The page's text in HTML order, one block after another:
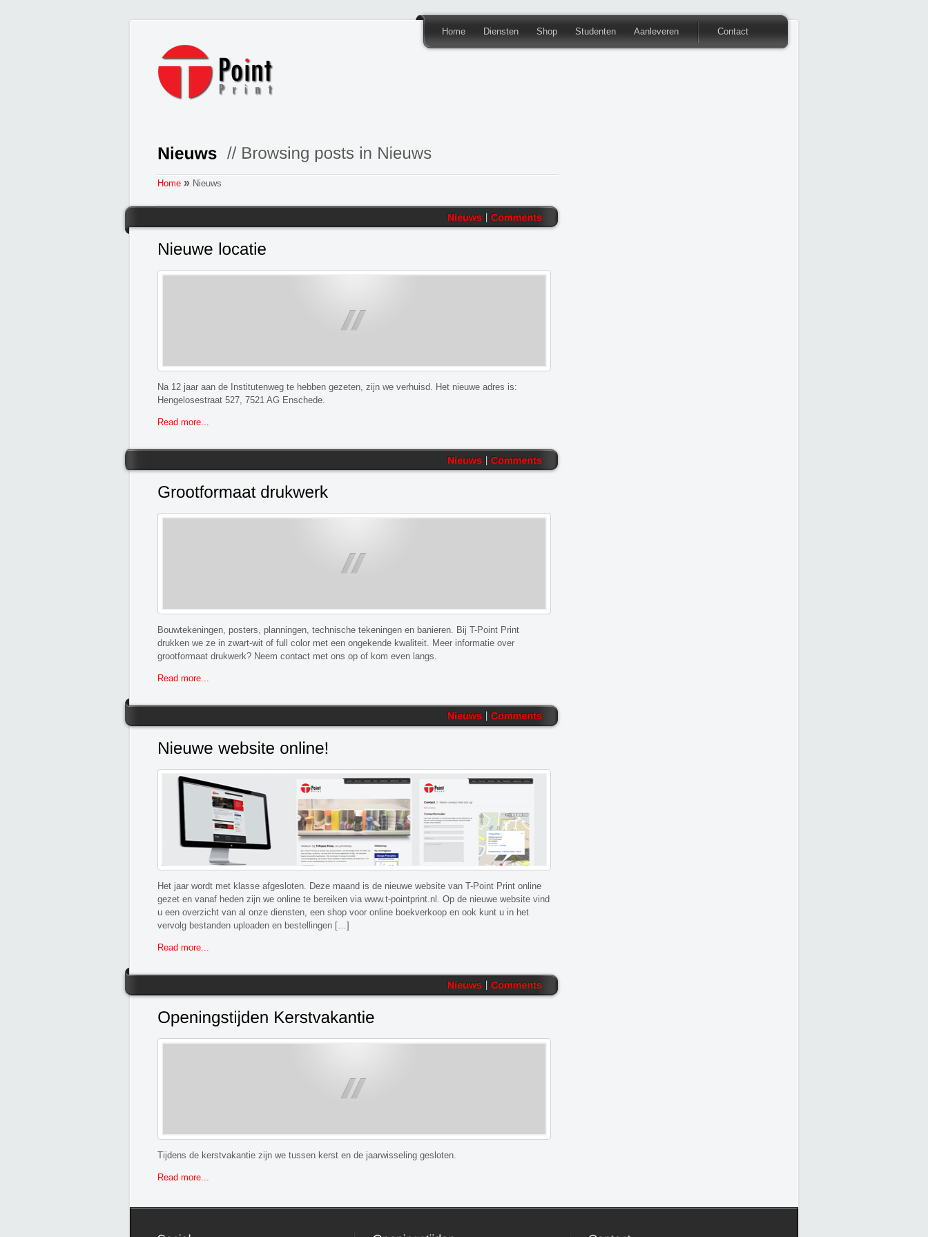
Home Diensten Shop Studenten Aanleveren Contact
Home » Nieuws
Na 12 jaar aan de Institutenweg te hebben gezeten, zijn we verhuisd. Het nieuwe adres is:
Hengelosestraat 527, 7521 AG Enschede.
Read more...
Bouwtekeningen, posters, planningen, technische tekeningen en banieren. Bij T-Point Print
drukken we ze in zwart-wit of full color met een ongekende kwaliteit. Meer informatie over
grootformaat drukwerk? Neem contact met ons op of kom even langs.
Read more...
Het jaar wordt met klasse afgesloten. Deze maand is de nieuwe website van T-Point Print online
gezet en vanaf heden zijn we online te bereiken via www.t-pointprint.nl. Op de nieuwe website vind
u een overzicht van al onze diensten, een shop voor online boekverkoop en ook kunt u in het
vervolg bestanden uploaden en bestellingen […]
Read more...
Tijdens de kerstvakantie zijn we tussen kerst en de jaarwisseling gesloten.
Read more...